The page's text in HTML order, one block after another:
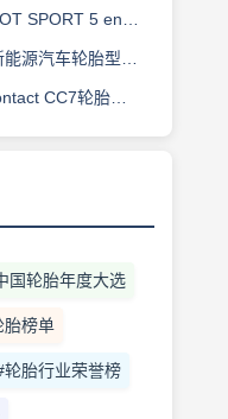
产品定位、核心技术、适用车型与使用场景
位、核心技术、适用车型与使用场景
位、核心技术、适用车型与使用场景
国轮胎年度大选
胎榜单
轮胎行业荣誉榜